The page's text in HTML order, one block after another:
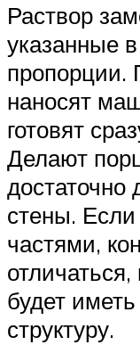
Раствор
указанные
пропорции.
наносят
готовят
Делают
достаточно
стены.
частями,
будет
структуру.